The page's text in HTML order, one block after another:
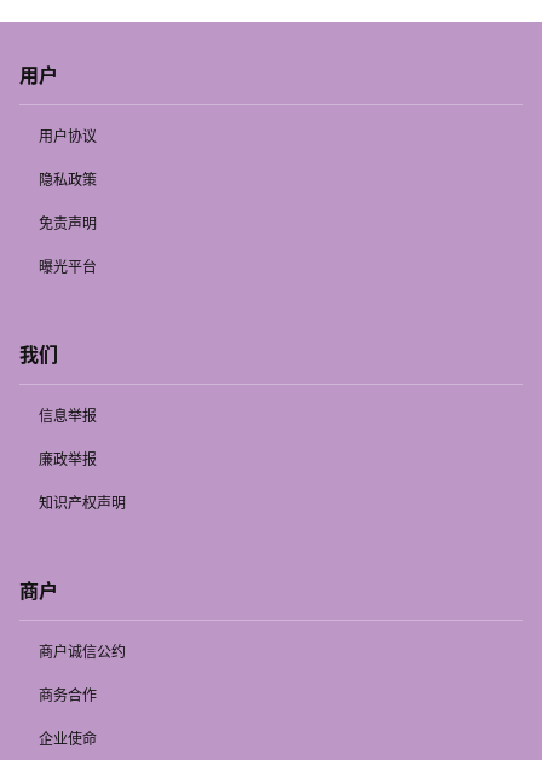
用户
用户协议
隐私政策
免责声明
曝光平台
我们
信息举报
廉政举报
知识产权声明
商户
商户诚信公约
商务合作
企业使命